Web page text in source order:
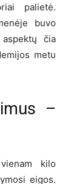
palietė.
buvo
čia
metu
–
kilo
eigos.